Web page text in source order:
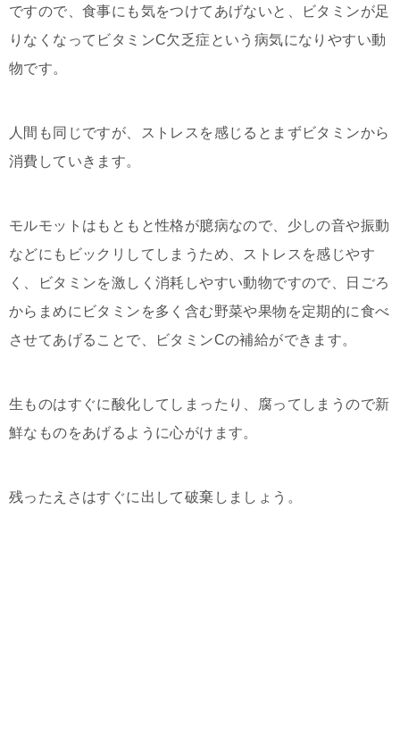
ですので、食事にも気をつけてあげないと、ビタミンが足
りなくなってビタミンC欠乏症という病気になりやすい動
物です。
人間も同じですが、ストレスを感じるとまずビタミンから
消費していきます。
モルモットはもともと性格が臆病なので、少しの音や振動
などにもビックリしてしまうため、ストレスを感じやす
く、ビタミンを激しく消耗しやすい動物ですので、日ごろ
からまめにビタミンを多く含む野菜や果物を定期的に食べ
させてあげることで、ビタミンCの補給ができます。
生ものはすぐに酸化してしまったり、腐ってしまうので新
鮮なものをあげるように心がけます。
残ったえさはすぐに出して破棄しましょう。